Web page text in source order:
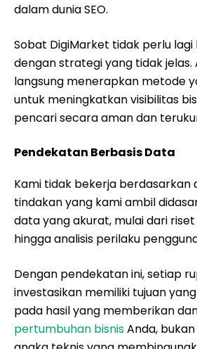
dalam dunia SEO.
Sobat DigiMarket tidak perlu
dengan strategi yang tidak jelas.
langsung menerapkan metode
untuk meningkatkan visibilitas
pencari secara aman dan
Pendekatan Berbasis Data
Kami tidak bekerja berdasarkan
tindakan yang kami ambil
data yang akurat, mulai dari
hingga analisis perilaku
Dengan pendekatan ini, setiap
investasikan memiliki tujuan
pada hasil yang memberikan
pertumbuhan bisnisAnda,